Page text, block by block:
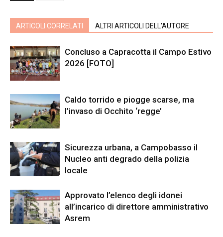
ARTICOLI CORRELATI ALTRI ARTICOLI DELL'AUTORE
Concluso a Capracotta il Campo Estivo
2026 [FOTO]
Caldo torrido e piogge scarse, ma
l’invaso di Occhito ‘regge’
Sicurezza urbana, a Campobasso il
Nucleo anti degrado della polizia
locale
Approvato l’elenco degli idonei
all’incarico di direttore amministrativo
Asrem